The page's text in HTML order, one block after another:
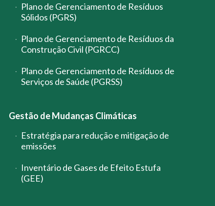
Plano de Gerenciamento de Resíduos
Sólidos (PGRS)
Plano de Gerenciamento de Resíduos da
Construção Civil (PGRCC)
Plano de Gerenciamento de Resíduos de
Serviços de Saúde (PGRSS)
Gestão de Mudanças Climáticas
Estratégia para redução e mitigação de
emissões
Inventário de Gases de Efeito Estufa
(GEE)